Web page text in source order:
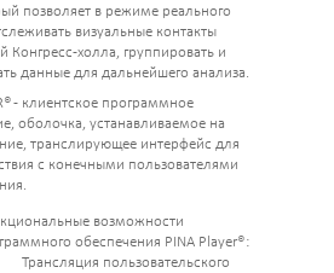
позволяет в режиме реального
визуальные контакты
Конгресс-холла, группировать и
данные для дальнейшего анализа.
- клиентское программное
оболочка, устанавливаемое на
транслирующее интерфейс для
с конечными пользователями
возможности
обеспечения PINA Player®:
Трансляция пользовательского